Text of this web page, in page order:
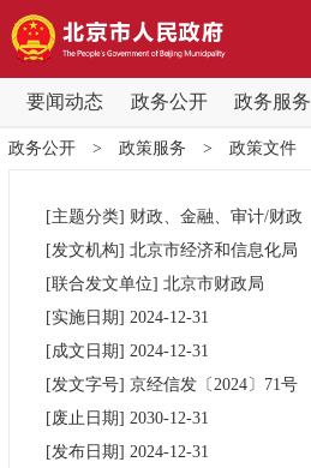
要闻动态 政务公开 政务服务
要闻动态
党中央精神 国务院信息
北京要闻 会议信息
政务公开
市领导
政务公开> 政策服务 > 政策文件
[主题分类] 财政、金融、审计/财政
[发文机构] 北京市经济和信息化局
[联合发文单位] 北京市财政局
[实施日期] 2024-12-31
[成文日期] 2024-12-31
[发文字号] 京经信发〔2024〕 71号
[废止日期] 2030-12-31
[发布日期] 2024-12-31